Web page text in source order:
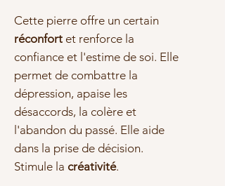
Cette pierre offre un certain
réconfort et renforce la
confiance et l'estime de soi. Elle
permet de combattre la
dépression, apaise les
désaccords, la colère et
l'abandon du passé. Elle aide
dans la prise de décision.
Stimule la créativité.